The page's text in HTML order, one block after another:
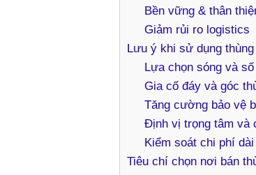
Bền vững & thân
Giảm rủi ro logistics
Lưu ý khi sử dụng
Lựa chọn sóng và
Gia cố đáy và góc
Tăng cường bảo vệ
Định vị trọng tâm và
Kiểm soát chi phí
Tiêu chí chọn nơi bán